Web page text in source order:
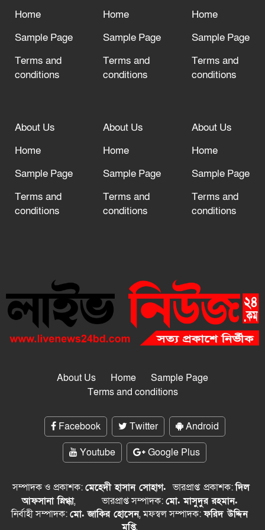
দরজা খোলা রেখেছেন
Home
Sample Page
Terms and
conditions
Home
Sample Page
Terms and
conditions
Home
Sample Page
Terms and
conditions
About Us
Home
Sample Page
Terms and
conditions
About Us
Home
Sample Page
Terms and
conditions
About Us
Home
Sample Page
Terms and
conditions
About Us Home
Sample Page
Terms and conditions
Facebook Twitter
Android
Youtube
Google Plus
সম্পাদক ও প্রকাশক:মেহেদী হাসান সোহাগ.ভারপ্রাপ্ত প্রকাশক:দিল
আফসানা স্নিগ্ধা, ভারপ্রাপ্ত সম্পাদক:মো. মাসুদুর রহমান.
নির্বাহী সম্পাদক:মো. জাকির হোসেন, মফস্বল সম্পাদক:ফরিদ উদ্দিন
মুপ্তি,